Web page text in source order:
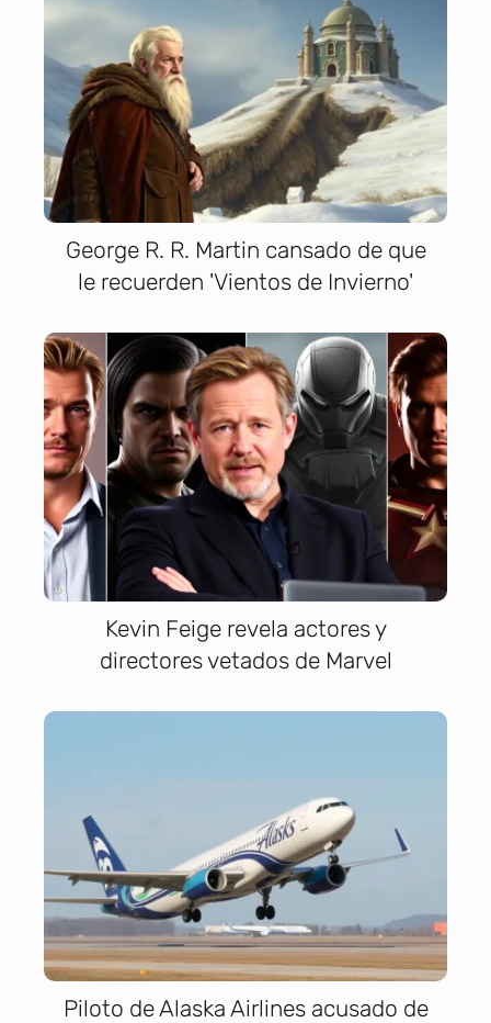
George R. R. Martin cansado de que
le recuerden 'Vientos de Invierno'
Kevin Feige revela actores y
directores vetados de Marvel
Piloto de Alaska Airlines acusado de